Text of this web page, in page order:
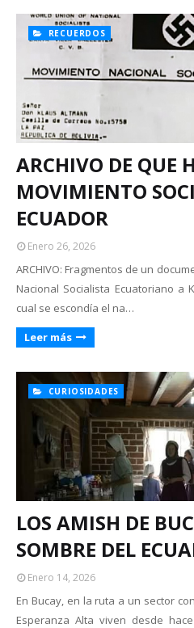
RECUERDOS
ARCHIVO DE QUE
MOVIMIENTO
ECUADOR
Enero 26, 2026
ARCHIVO: Fragmentos de un
Nacional Socialista Ecuatoriano a
cual se escondía el na…
Leer más
CURIOSIDADES
LOS AMISH DE
SOMBRE DEL
Enero 14, 2026
En Bucay, en la ruta a un sector
Esperanza Alta viven desde